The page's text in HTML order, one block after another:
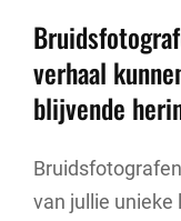
verhaal
blijvende
van jullie unieke